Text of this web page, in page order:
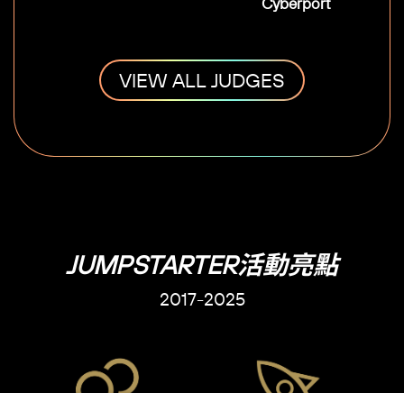
VIEW ALL JUDGES
JUMPSTARTER活動亮點
2017-2025